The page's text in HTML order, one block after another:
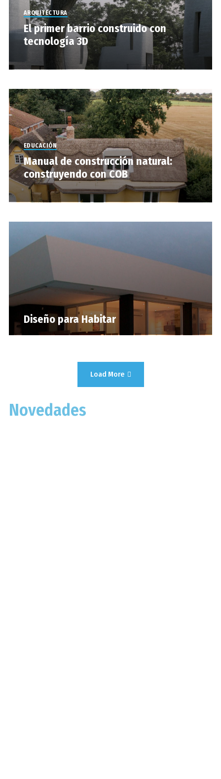
ARQUITECTURA
El primer barrio construido con
tecnología 3D
EDUCACIÓN
Manual de construcción natural:
construyendo con COB
Diseño para Habitar
Load More
Novedades